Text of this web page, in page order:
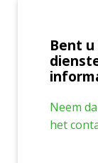
Bent
Neem
het